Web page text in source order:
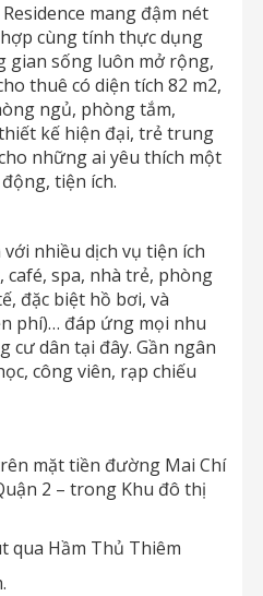
mang đậm nét
cùng tính thực dụng
gian sống luôn mở rộng,
thuê có diện tích 82 m2,
ngủ, phòng tắm,
kế hiện đại, trẻ trung
những ai yêu thích một
tiện ích.
nhiều dịch vụ tiện ích
café, spa, nhà trẻ, phòng
đặc biệt hồ bơi, và
phí)… đáp ứng mọi nhu
cư dân tại đây. Gần ngân
công viên, rạp chiếu
mặt tiền đường Mai Chí
2 – trong Khu đô thị
qua Hầm Thủ Thiêm